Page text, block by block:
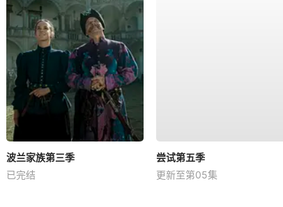
波兰家族第三季
已完结
尝试第五季
更新至第05集